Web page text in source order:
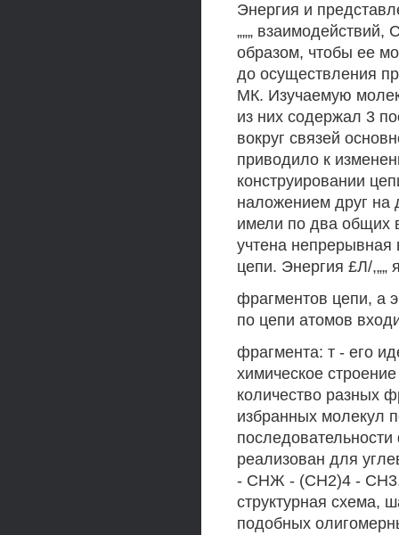
Энергия и
„„„
образом, чтобы ее
до осуществления
МК. Изучаемую
из них содержал 3
вокруг связей
приводило к
конструировании
наложением друг на
имели по два общих
учтена непрерывная
цепи. Энергия £Л/,„„
фрагментов цепи, а
по цепи атомов
фрагмента: т - его
химическое
количество разных
избранных молекул
реализован для
- СНЖ - (СН2)4 - СН3,
структурная схема,
подобных